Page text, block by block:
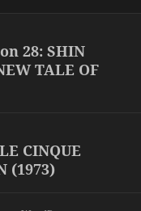
28: SHIN
TALE OF
CINQUE
(1973)